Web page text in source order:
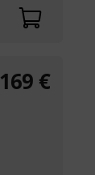
169 €